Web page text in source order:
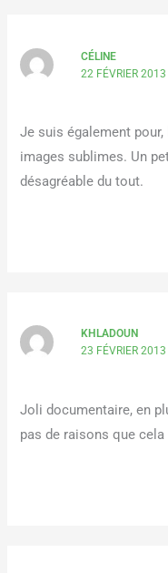
CÉLINE
22 FÉVRIER
Je suis également
images sublimes. Un
désagréable du tout.
KHLADOUN
23 FÉVRIER
Joli documentaire, en
pas de raisons que cela